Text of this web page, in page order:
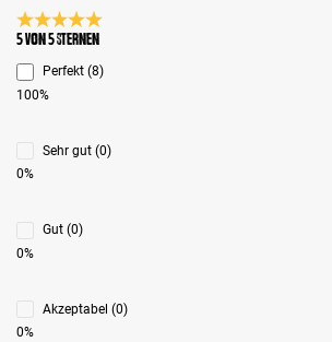
Durchschnittliche Bewertung 5 von 5 Sternen
5 von 5 Sternen
Perfekt (8)
100%
Sehr gut (0)
0%
Gut (0)
0%
Akzeptabel (0)
0%